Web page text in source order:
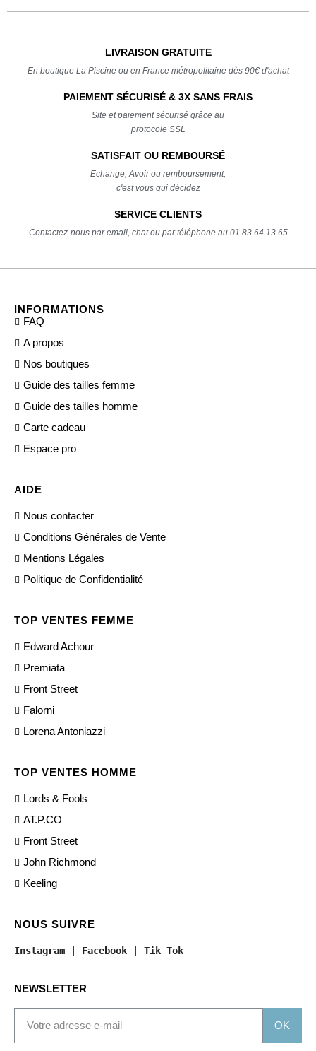
LIVRAISON GRATUITE
En boutique La Piscine ou en France métropolitaine dès 90€ d'achat
PAIEMENT SÉCURISÉ & 3X SANS FRAIS
Site et paiement sécurisé grâce au
protocole SSL
SATISFAIT OU REMBOURSÉ
Echange, Avoir ou remboursement,
c'est vous qui décidez
SERVICE CLIENTS
Contactez-nous par email, chat ou par téléphone au 01.83.64.13.65
INFORMATIONS
FAQ
A propos
Nos boutiques
Guide des tailles femme
Guide des tailles homme
Carte cadeau
Espace pro
AIDE
Nous contacter
Conditions Générales de Vente
Mentions Légales
Politique de Confidentialité
TOP VENTES FEMME
Edward Achour
Premiata
Front Street
Falorni
Lorena Antoniazzi
TOP VENTES HOMME
Lords & Fools
AT.P.CO
Front Street
John Richmond
Keeling
NOUS SUIVRE
Instagram | Facebook | Tik Tok
NEWSLETTER
OK